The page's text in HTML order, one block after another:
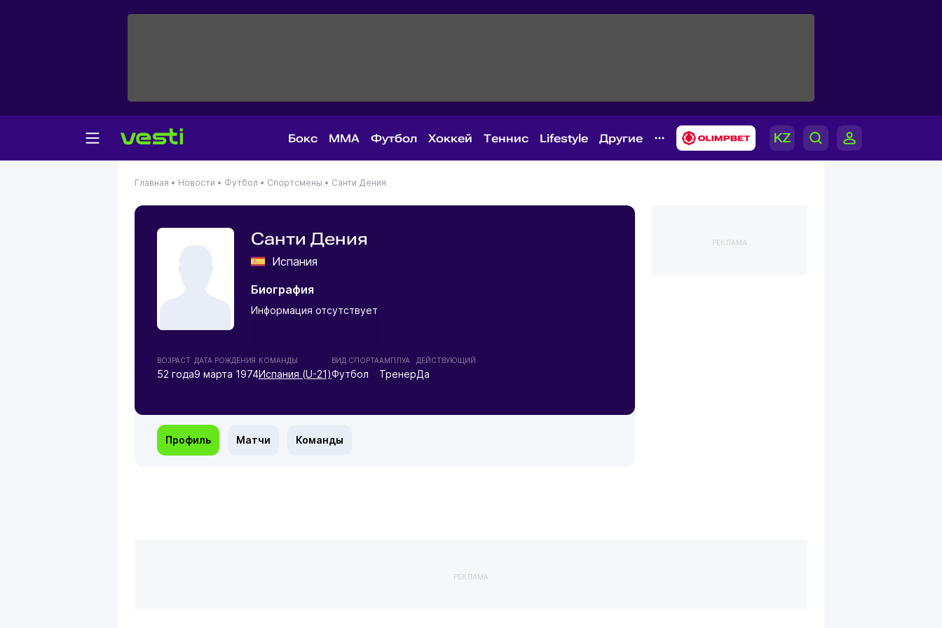
Бокс MMA Футбол Хоккей Теннис Lifestyle Другие
Главная • Новости • Футбол • Спортсмены • Санти Дения
Санти Дения
Испания
Биография
Информация отсутствует
ВОЗРАСТ
52 года
ДАТА РОЖДЕНИЯ
9 марта 1974
КОМАНДЫ
Испания (U-21)
ВИД СПОРТА
Футбол
АМПЛУА
Тренер
ДЕЙСТВУЮЩИЙ
Да
Профиль Матчи Команды
РЕКЛАМА
РЕКЛАМА